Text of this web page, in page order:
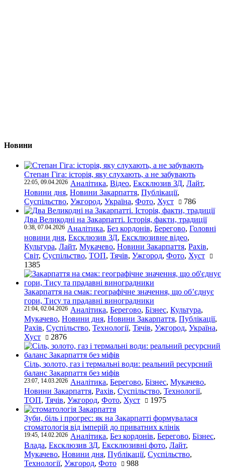
Новини
Степан Гіга: історія, яку слухають, а не забувають
22:05, 09.04.2026 Аналітика, Відео, Ексклюзив ЗД, Лайт,
Новини дня, Новини Закарпаття, Публікації,
Суспільство, Ужгород, Україна, Фото, Хуст 786
Два Великодні на Закарпатті. Історія, факти, традиції
0:38, 07.04.2026 Аналітика, Без кордонів, Берегово, Головні
новини дня, Ексклюзив ЗД, Ексклюзивне відео,
Культура, Лайт, Мукачево, Новини Закарпаття, Рахів,
Світ, Суспільство, ТОП, Тячів, Ужгород, Фото, Хуст
1385
Закарпаття на смак: географічне значення, що об’єднує
гори, Тису та прадавні виноградники
21:04, 02.04.2026 Аналітика, Берегово, Бізнес, Культура,
Мукачево, Новини дня, Новини Закарпаття, Публікації,
Рахів, Суспільство, Технології, Тячів, Ужгород, Україна,
Хуст
2876
Сіль, золото, газ і термальні води: реальний ресурсний
баланс Закарпаття без міфів
23:07, 14.03.2026 Аналітика, Берегово, Бізнес, Мукачево,
Новини Закарпаття, Рахів, Суспільство, Технології,
ТОП, Тячів, Ужгород, Фото, Хуст 1975
Зуби, біль і прогрес: як на Закарпатті формувалася
стоматологія від імперій до приватних клінік
19:45, 14.02.2026 Аналітика, Без кордонів, Берегово, Бізнес,
Влада, Ексклюзив ЗД, Ексклюзивні фото, Лайт,
Мукачево, Новини дня, Публікації, Суспільство,
Технології, Ужгород, Фото 988